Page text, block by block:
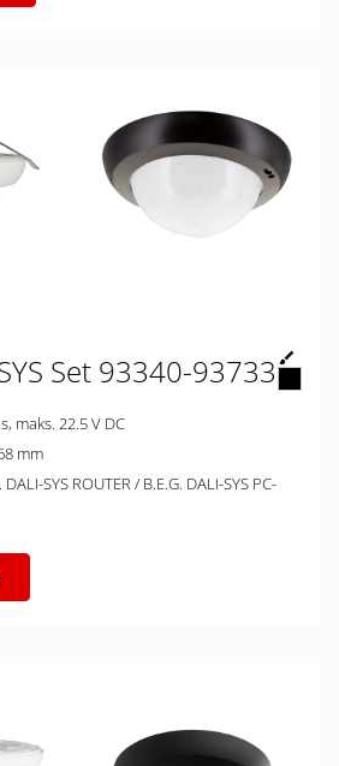
Set 93340-93733
Bus, maks. 22.5 V DC
x 68 mm